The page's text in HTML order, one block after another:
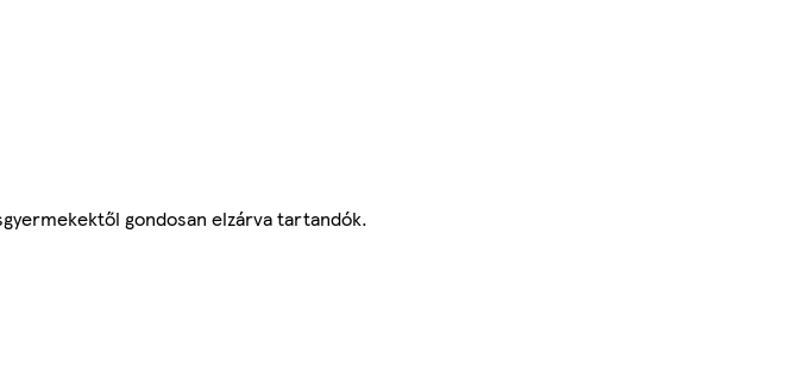
gondosan elzárva tartandók.